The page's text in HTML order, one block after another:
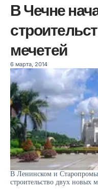
В Чечне
мечетей
6 марта, 2014
В Ленинском и
строительство двух новых